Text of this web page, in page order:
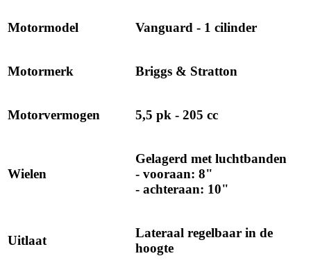
Motormodel Vanguard - 1 cilinder
Motormerk Briggs & Stratton
Motorvermogen 5,5 pk - 205 cc
Wielen
Gelagerd met luchtbanden
- vooraan: 8"
- achteraan: 10"
Uitlaat
Lateraal regelbaar in de
hoogte